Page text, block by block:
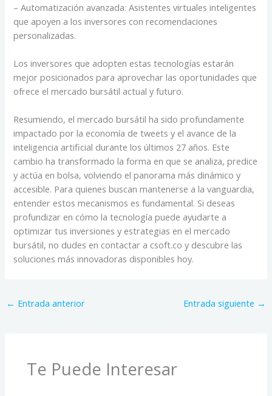
– Automatización avanzada: Asistentes virtuales inteligentes
que apoyen a los inversores con recomendaciones
personalizadas.
Los inversores que adopten estas tecnologías estarán
mejor posicionados para aprovechar las oportunidades que
ofrece el mercado bursátil actual y futuro.
Resumiendo, el mercado bursátil ha sido profundamente
impactado por la economía de tweets y el avance de la
inteligencia artificial durante los últimos 27 años. Este
cambio ha transformado la forma en que se analiza, predice
y actúa en bolsa, volviendo el panorama más dinámico y
accesible. Para quienes buscan mantenerse a la vanguardia,
entender estos mecanismos es fundamental. Si deseas
profundizar en cómo la tecnología puede ayudarte a
optimizar tus inversiones y estrategias en el mercado
bursátil, no dudes en contactar a csoft.co y descubre las
soluciones más innovadoras disponibles hoy.
← Entrada anterior Entrada siguiente →
Te Puede Interesar